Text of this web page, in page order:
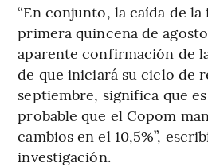
“En conjunto, la caída de
primera quincena de
aparente confirmación de
de que iniciará su ciclo de
septiembre, significa que
probable que el Copom
cambios en el 10,5%”,
investigación.